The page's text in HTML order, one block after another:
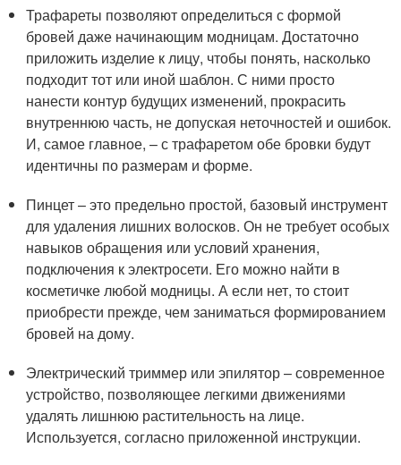
Трафареты позволяют определиться с формой
бровей даже начинающим модницам. Достаточно
приложить изделие к лицу, чтобы понять, насколько
подходит тот или иной шаблон. С ними просто
нанести контур будущих изменений, прокрасить
внутреннюю часть, не допуская неточностей и ошибок.
И, самое главное, – с трафаретом обе бровки будут
идентичны по размерам и форме.
Пинцет – это предельно простой, базовый инструмент
для удаления лишних волосков. Он не требует особых
навыков обращения или условий хранения,
подключения к электросети. Его можно найти в
косметичке любой модницы. А если нет, то стоит
приобрести прежде, чем заниматься формированием
бровей на дому.
Электрический триммер или эпилятор – современное
устройство, позволяющее легкими движениями
удалять лишнюю растительность на лице.
Используется, согласно приложенной инструкции.